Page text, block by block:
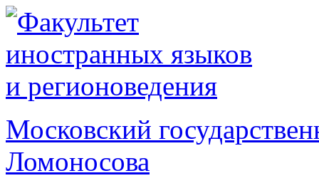
Московский
Ломоносова